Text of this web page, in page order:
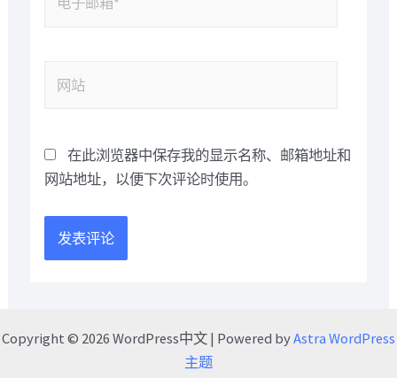
在此浏览器中保存我的显示名称、邮箱地址和
网站地址，以便下次评论时使用。
Copyright © 2026 WordPress中文 | Powered byAstra WordPress
主题